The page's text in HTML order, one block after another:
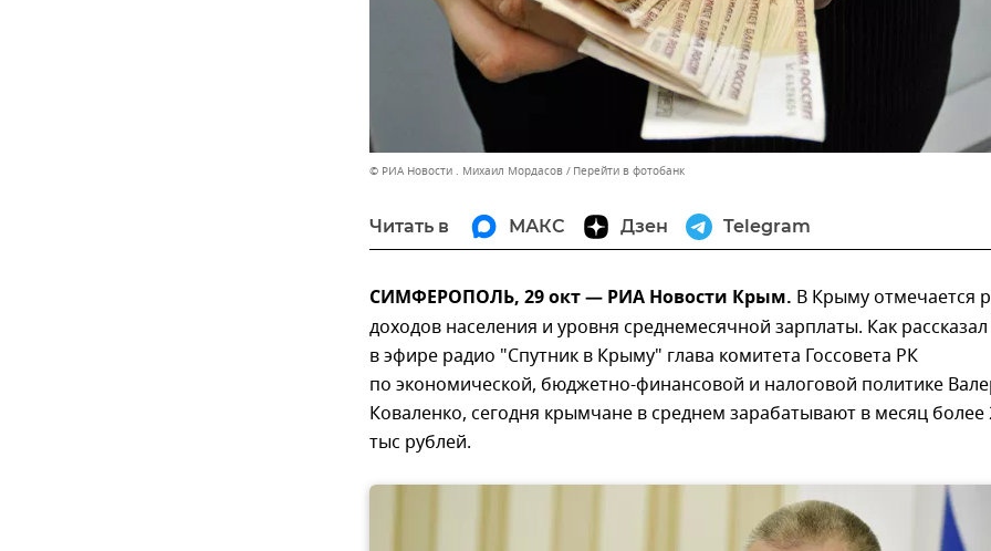
© РИА Новости . Михаил Мордасов Перейти в фотобанк
Читать в МАКС Дзен Telegram
СИМФЕРОПОЛЬ, 29 окт — РИА Новости Крым. В Крыму отмечается
доходов населения и уровня среднемесячной зарплаты. Как рассказал
в эфире радио "Спутник в Крыму" глава комитета Госсовета РК
по экономической, бюджетно-финансовой и налоговой политике
Коваленко, сегодня крымчане в среднем зарабатывают в месяц более
тыс рублей.